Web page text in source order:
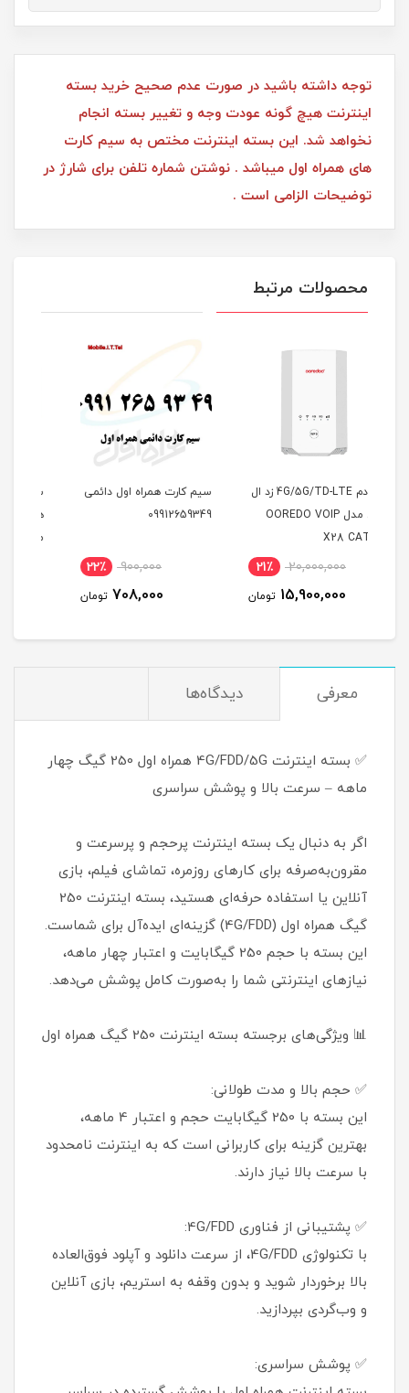
توجه داشته باشید در صورت عدم صحیح خرید بسته
اینترنت هیچ گونه عودت وجه و تغییر بسته انجام
نخواهد شد. این بسته اینترنت مختص به سیم کارت
های همراه اول میباشد . نوشتن شماره تلفن برای شارژ در
توضیحات الزامی است .
محصولات مرتبط
سیم کارت همراه اول دائمی
09912659349
900,000
708,000 تومان
سیم کارت TD-LTE ایرانسل
5,160,000
4,776,000 تومان
معرفی دیدگاه‌ها
✅ بسته اینترنت 4G/FDD/5G همراه اول 250 گیگ چهار
ماهه – سرعت بالا و پوشش سراسری
اگر به دنبال یک بسته اینترنت پرحجم و پرسرعت و
مقرون‌به‌صرفه برای کارهای روزمره، تماشای فیلم، بازی
آنلاین یا استفاده حرفه‌ای هستید، بسته اینترنت 250
گیگ همراه اول (4G/FDD) گزینه‌ای ایده‌آل برای شماست.
این بسته با حجم 250 گیگابایت و اعتبار چهار ماهه،
نیازهای اینترنتی شما را به‌صورت کامل پوشش می‌دهد.
📊 ویژگی‌های برجسته بسته اینترنت 250 گیگ همراه اول
✅ حجم بالا و مدت طولانی:
این بسته با 250 گیگابایت حجم و اعتبار 4 ماهه،
بهترین گزینه برای کاربرانی است که به اینترنت نامحدود
با سرعت بالا نیاز دارند.
✅ پشتیبانی از فناوری 4G/FDD:
با تکنولوژی 4G/FDD، از سرعت دانلود و آپلود فوق‌العاده
بالا برخوردار شوید و بدون وقفه به استریم، بازی آنلاین
و وب‌گردی بپردازید.
✅ پوشش سراسری: